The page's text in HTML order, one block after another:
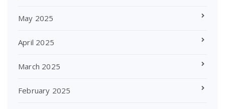
May 2025
April 2025
March 2025
February 2025